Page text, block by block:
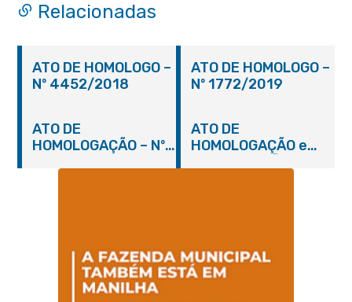
Relacionadas
ATO DE HOMOLOGO –
Nº 4452/2018
ATO DE HOMOLOGO –
Nº 1772/2019
ATO DE
HOMOLOGAÇÃO – Nº
ATO DE
HOMOLOGAÇÃO e